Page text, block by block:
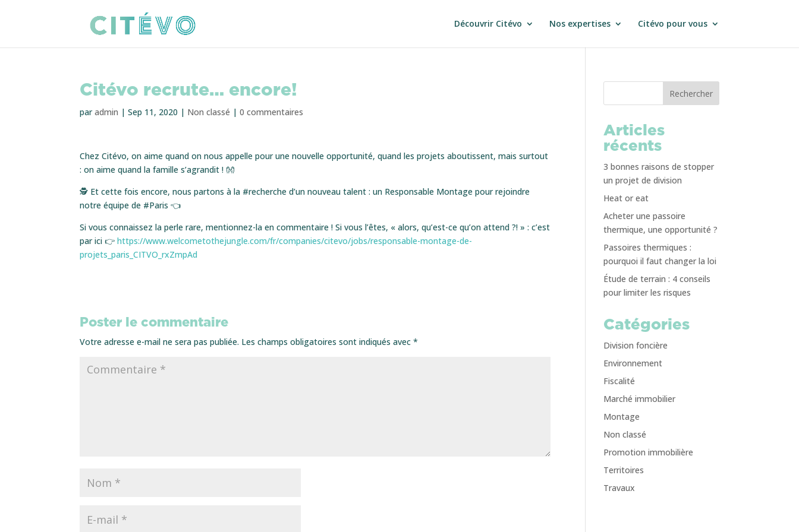
Découvrir Citévo Nos expertises Citévo pour vous
Citévo recrute… encore!
paradmin |Sep 11, 2020 | Non classé |0 commentaires
Chez Citévo, on aime quand on nous appelle pour une nouvelle opportunité, quand les projets aboutissent, mais surtout
: on aime quand la famille s’agrandit ! 👐
🕵 Et cette fois encore, nous partons à la #recherche d’un nouveau talent : un Responsable Montage pour rejoindre
notre équipe de #Paris 👈
Si vous connaissez la perle rare, mentionnez-la en commentaire ! Si vous l’êtes, « alors, qu’est-ce qu’on attend ?! » : c’est
par ici 👉https://www.welcometothejungle.com/fr/companies/citevo/jobs/responsable-montage-de-
projets_paris_CITVO_rxZmpAd
Poster le commentaire
Votre adresse e-mail ne sera pas publiée. Les champs obligatoires sont indiqués avec*
Rechercher
Articles
récents
3 bonnes raisons de stopper
un projet de division
Heat or eat
Acheter une passoire
thermique, une opportunité ?
Passoires thermiques :
pourquoi il faut changer la loi
Étude de terrain : 4 conseils
pour limiter les risques
Catégories
Division foncière
Environnement
Fiscalité
Marché immobilier
Montage
Non classé
Promotion immobilière
Territoires
Travaux